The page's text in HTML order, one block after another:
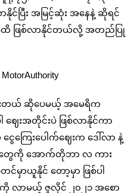
င်ပြီး အမြင့်ဆုံး အနေနဲ့ ဆိုရင်
ထိ ဖြစ်လာနိုင်တယ်လို့ အတည်ပြု
တယ် ဆိုပေမယ့် အမေရိက
ေးအတိုင်းပဲ ဖြစ်လာနိုင်ကာ
ြေးပေါက်ဈေးက ဒေါ်လာ နဲ့
တွေကို အောက်တိုဘာ လ ကား
ာယူနိုင် တော့မှာ ဖြစ်ပါ
ာမယ့် ဇူလိုင် ၂၀၂၁ အစော